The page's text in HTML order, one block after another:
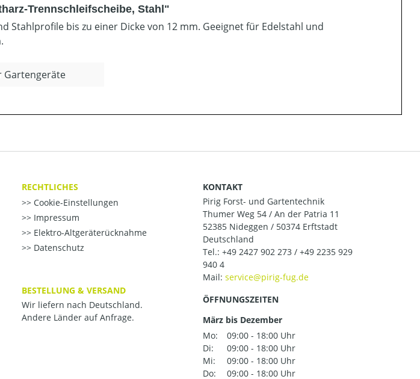
Trennschleifscheibe, Stahl"
Stahlprofile bis zu einer Dicke von 12 mm. Geeignet für Edelstahl und
Gartengeräte
RECHTLICHES
Cookie-Einstellungen
Impressum
Elektro-Altgeräterücknahme
Datenschutz
BESTELLUNG & VERSAND
Wir liefern nach Deutschland.
Andere Länder auf Anfrage.
KONTAKT
Pirig Forst- und Gartentechnik
Thumer Weg 54 / An der Patria 11
52385 Nideggen / 50374 Erftstadt
Deutschland
Tel.: +49 2427 902 273 / +49 2235 929
940 4
Mail:
ÖFFNUNGSZEITEN
März bis Dezember
Mo:
09:00 - 18:00 Uhr
Di:
09:00 - 18:00 Uhr
Mi:
09:00 - 18:00 Uhr
Do:
09:00 - 18:00 Uhr